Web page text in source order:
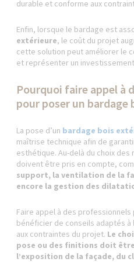
durable et conforme aux
Enfin, lorsque le bardage est
extérieure, le coût du projet
cette solution peut améliorer le
et représenter un
Pourquoi faire appel à
pour poser un bardage
La pose d’un bardage bois
maîtrise technique afin de
esthétique. Au-delà du choix
doivent être pris en compte,
support, la ventilation de la
encore la gestion des
Faire appel à des
bénéficier de conseils adaptés
aux contraintes du projet. Le
pose ou des finitions doit
l’exposition de la façade, du